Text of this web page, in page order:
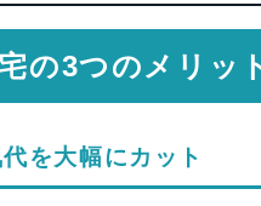
の3つのメリッ
を大幅にカット